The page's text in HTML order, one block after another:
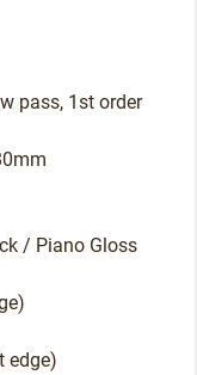
pass, 1st order
/ Piano Gloss
edge)